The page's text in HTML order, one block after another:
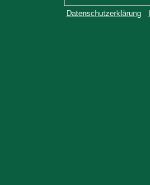
Datenschutzerklärung